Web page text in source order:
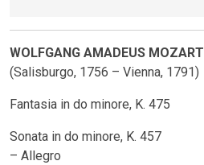
WOLFGANG AMADEUS MOZART
(Salisburgo, 1756 – Vienna, 1791)
Fantasia in do minore, K. 475
Sonata in do minore, K. 457
– Allegro